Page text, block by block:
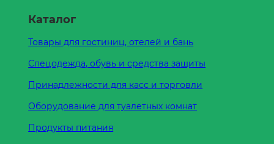
Каталог
Товары для гостиниц, отелей и бань
Спецодежда, обувь и средства защиты
Принадлежности для касс и торговли
Оборудование для туалетных комнат
Продукты питания